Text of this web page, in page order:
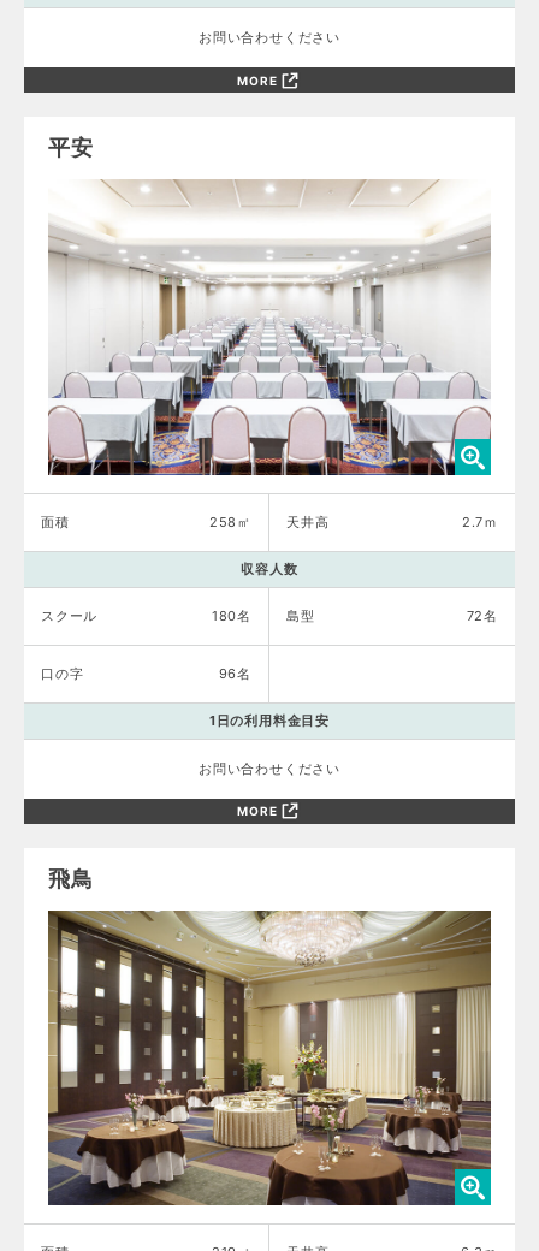
お問い合わせください
MORE
平安
面積 258㎡ 天井高 2.7ｍ
収容人数
スクール 180名 島型 72名
口の字 96名
1日の利用料金目安
お問い合わせください
MORE
飛鳥